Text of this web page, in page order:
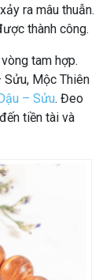
ra mâu thuẫn.
thành công.
tam hợp.
Sửu, Mộc Thiên
– Sửu. Đeo
tiền tài và